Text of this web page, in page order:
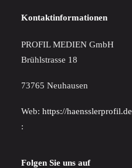
Kontaktinformationen
PROFIL MEDIEN GmbH
Brühlstrasse 18
73765 Neuhausen
Web: https://haensslerprofil.de
:
Folgen Sie uns auf